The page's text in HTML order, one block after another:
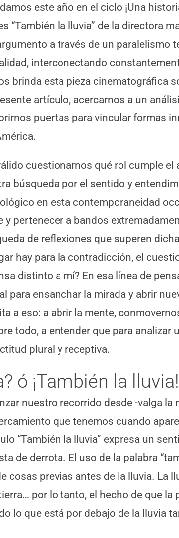
este año en el ciclo ¡Una
“También la lluvia” de la directora
a través de un paralelismo
interconectando
brinda esta pieza cinematográfica
artículo, acercarnos a un
puertas para vincular formas
cuestionarnos qué rol cumple el
búsqueda por el sentido y
en esta contemporaneidad
pertenecer a bandos
de reflexiones que superen
hay para la contradicción, el
distinto a mí? En esa línea de
para ensanchar la mirada y abrir
a eso: a abrir la mente,
todo, a entender que para analizar
plural y receptiva.
ó ¡También la lluvia!
nuestro recorrido desde -valga la
que tenemos cuando
“También la lluvia” expresa un
de derrota. El uso de la palabra
cosas previas antes de la lluvia. La
por lo tanto, el hecho de que la
lo que está por debajo de la lluvia